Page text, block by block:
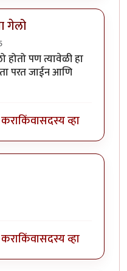
गेलो
पण त्यावेळी हा
परत जाईन आणि
किंवासदस्य व्हा
किंवासदस्य व्हा